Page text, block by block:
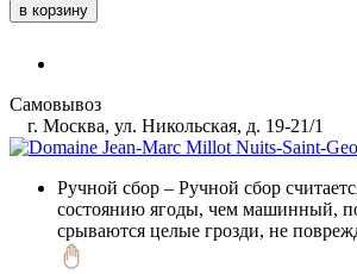
в корзину
Самовывоз
г. Москва, ул. Никольская, д. 19-21/1
Ручной сбор – Ручной сбор
состоянию ягоды, чем машинный,
срываются целые грозди, не